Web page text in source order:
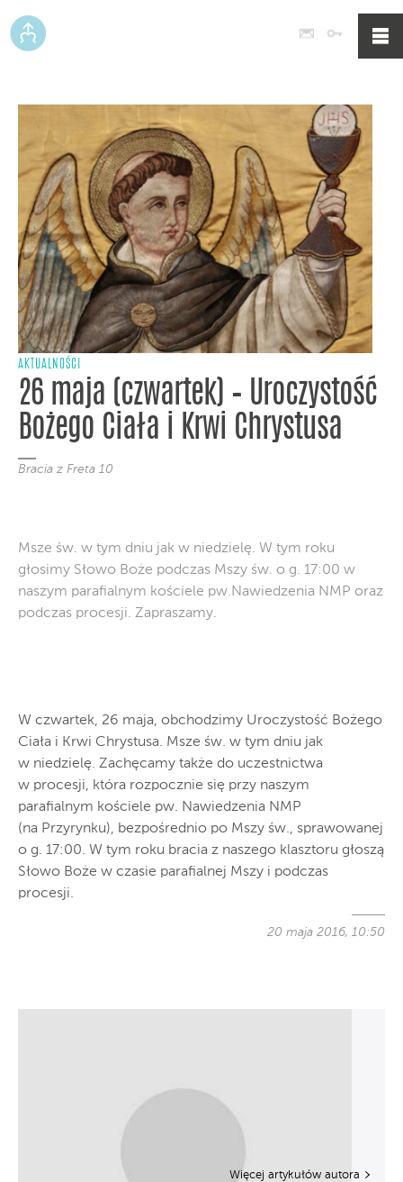
Poczta
AKTUALNOŚCI
26 maja (czwartek) – Uroczystość
Bożego Ciała i Krwi Chrystusa
Bracia z Freta 10
Msze św. w tym dniu jak w niedzielę. W tym roku
głosimy Słowo Boże podczas Mszy św. o g. 17:00 w
naszym parafialnym kościele pw.Nawiedzenia NMP oraz
podczas procesji. Zapraszamy.
W czwartek, 26 maja, obchodzimy Uroczystość Bożego
Ciała i Krwi Chrystusa. Msze św. w tym dniu jak
w niedzielę. Zachęcamy także do uczestnictwa
w procesji, która rozpocznie się przy naszym
parafialnym kościele pw. Nawiedzenia NMP
(na Przyrynku), bezpośrednio po Mszy św., sprawowanej
o g. 17:00. W tym roku bracia z naszego klasztoru głoszą
Słowo Boże w czasie parafialnej Mszy i podczas
procesji.
20 maja 2016, 10:50
Więcej artykułów autora